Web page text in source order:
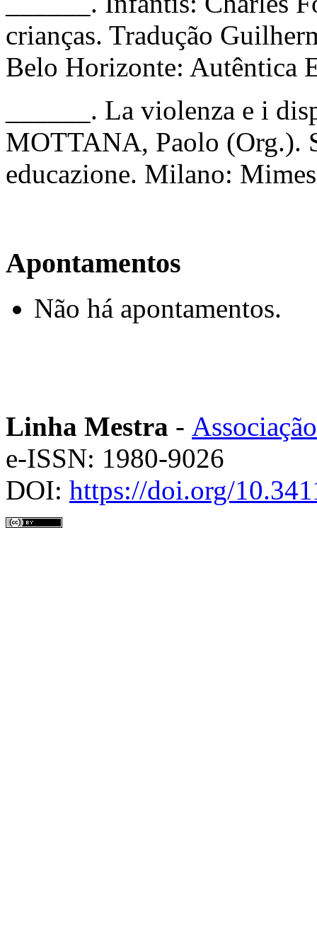
crianças. Tradução
Belo Horizonte: Autêntica
______. La violenza e i
MOTTANA, Paolo (Org.).
educazione. Milano:
Apontamentos
Não há apontamentos.
Linha Mestra -
e-ISSN: 1980-9026
DOI: https://doi.org/